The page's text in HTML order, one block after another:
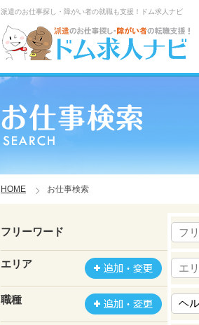
派遣のお仕事探し・障がい者の就職も支援！ドム求人ナビ
HOME お仕事検索
フリーワード
エリア
職種